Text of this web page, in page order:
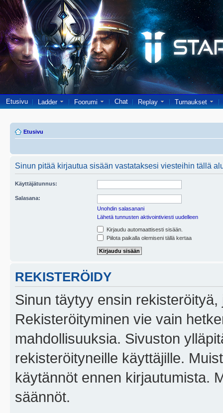
Etusivu Ladder Foorumi Chat Replay Turnaukset
Etusivu
Sinun pitää kirjautua sisään vastataksesi viesteihin tällä
Käyttäjätunnus:
Salasana:
Unohdin salasanani
Lähetä tunnusten aktivointiviesti uudelleen
Kirjaudu automaattisesti sisään.
Piilota paikalla olemiseni tällä kertaa
REKISTERÖIDY
Sinun täytyy ensin
Rekisteröityminen vie vain
mahdollisuuksia. Sivuston
rekisteröityneille käyttäjille.
käytännöt ennen kirjautumista.
säännöt.